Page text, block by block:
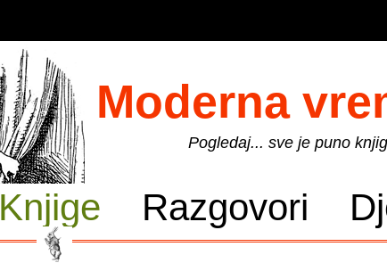
Moderna
Pogledaj... sve je puno
Knjige Razgovori